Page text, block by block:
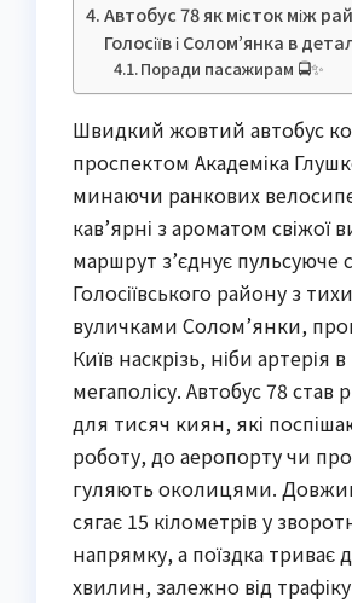
Автобус 78 як місток між
Голосіїв і Солом’янка в
Поради пасажирам 🚍✨
Швидкий жовтий автобус
проспектом Академіка
минаючи ранкових
кав’ярні з ароматом свіжої
маршрут з’єднує пульсуюче
Голосіївського району з
вуличками Солом’янки,
Київ наскрізь, ніби артерія в
мегаполісу. Автобус 78 став
для тисяч киян, які
роботу, до аеропорту чи
гуляють околицями.
сягає 15 кілометрів у
напрямку, а поїздка триває
хвилин, залежно від